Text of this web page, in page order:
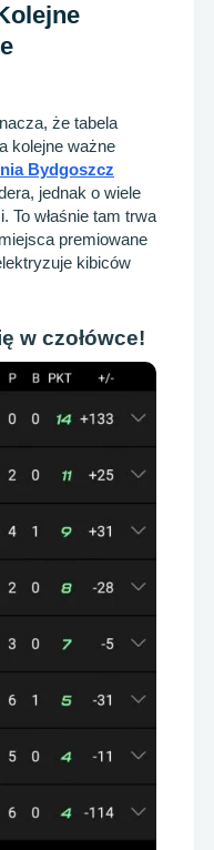
że tabela
kolejne ważne
Bydgoszcz
jednak o wiele
To właśnie tam trwa
premiowane
kibiców
w czołówce!